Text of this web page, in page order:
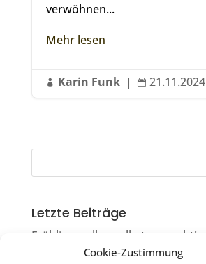
Cookie-Zustimmung
verwöhnen...
Mehr lesen
 Karin Funk |  21.11.2024
Letzte Beiträge
Frühlingsrollen selbst gemacht!
Die Ruiter Flimmerkiste